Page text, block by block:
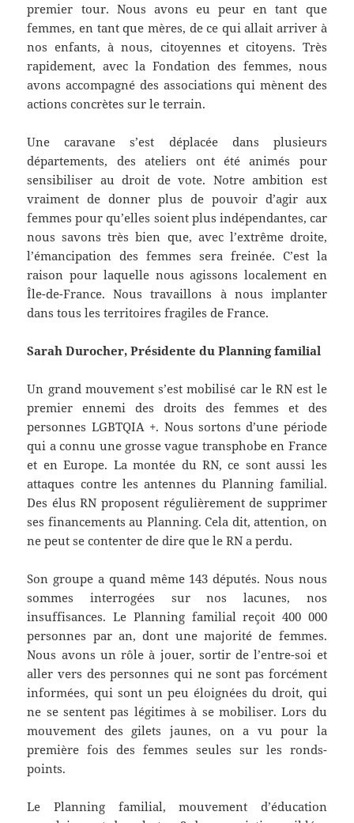
premier tour. Nous avons eu peur en tant que
femmes, en tant que mères, de ce qui allait arriver à
nos enfants, à nous, citoyennes et citoyens. Très
rapidement, avec la Fondation des femmes, nous
avons accompagné des associations qui mènent des
actions concrètes sur le terrain.
Une caravane s’est déplacée dans plusieurs
départements, des ateliers ont été animés pour
sensibiliser au droit de vote. Notre ambition est
vraiment de donner plus de pouvoir d’agir aux
femmes pour qu’elles soient plus indépendantes, car
nous savons très bien que, avec l’extrême droite,
l’émancipation des femmes sera freinée. C’est la
raison pour laquelle nous agissons localement en
Île-de-France. Nous travaillons à nous implanter
dans tous les territoires fragiles de France.
Sarah Durocher, Présidente du Planning familial
Un grand mouvement s’est mobilisé car le RN est le
premier ennemi des droits des femmes et des
personnes LGBTQIA +. Nous sortons d’une période
qui a connu une grosse vague transphobe en France
et en Europe. La montée du RN, ce sont aussi les
attaques contre les antennes du Planning familial.
Des élus RN proposent régulièrement de supprimer
ses financements au Planning. Cela dit, attention, on
ne peut se contenter de dire que le RN a perdu.
Son groupe a quand même 143 députés. Nous nous
sommes interrogées sur nos lacunes, nos
insuffisances. Le Planning familial reçoit 400 000
personnes par an, dont une majorité de femmes.
Nous avons un rôle à jouer, sortir de l’entre-soi et
aller vers des personnes qui ne sont pas forcément
informées, qui sont un peu éloignées du droit, qui
ne se sentent pas légitimes à se mobiliser. Lors du
mouvement des gilets jaunes, on a vu pour la
première fois des femmes seules sur les ronds-
points.
Le Planning familial, mouvement d’éducation